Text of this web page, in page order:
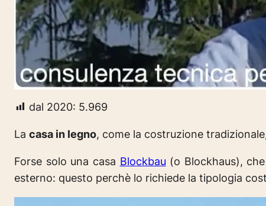
dal 2020: 5.969
La casa in legno, come la costruzione
Forse solo una casa Blockbau (o Blockhaus),
esterno: questo perchè lo richiede la tipologia